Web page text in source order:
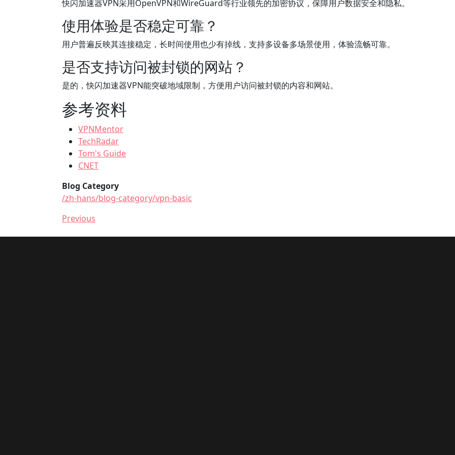
快闪加速器VPN采用OpenVPN和WireGuard等行业领先的加密协议，保障用户数据安全和隐私。
使用体验是否稳定可靠？
用户普遍反映其连接稳定，长时间使用也少有掉线，支持多设备多场景使用，体验流畅可靠。
是否支持访问被封锁的网站？
是的，快闪加速器VPN能突破地域限制，方便用户访问被封锁的内容和网站。
参考资料
VPNMentor
TechRadar
Tom's Guide
CNET
Blog Category
/zh-hans/blog-category/vpn-basic
Previous